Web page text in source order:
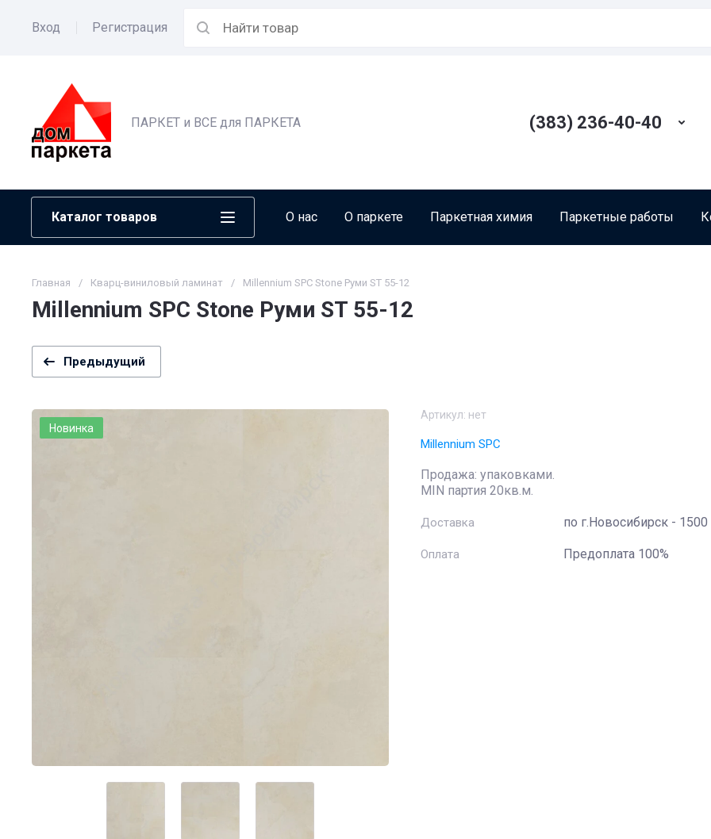
Вход Регистрация
ПАРКЕТ и ВСЕ для ПАРКЕТА (383) 236-40-40
Каталог товаров О нас О паркете Паркетная химия Паркетные работы
Главная / Кварц-виниловый ламинат / Millennium SPC Stone Руми ST 55-12
Millennium SPC Stone Руми ST 55-12
Предыдущий
Новинка
Артикул: нет
Millennium SPC
Продажа: упаковками.
MIN партия 20кв.м.
Доставка по г.Новосибирск - 1500
Оплата Предоплата 100%